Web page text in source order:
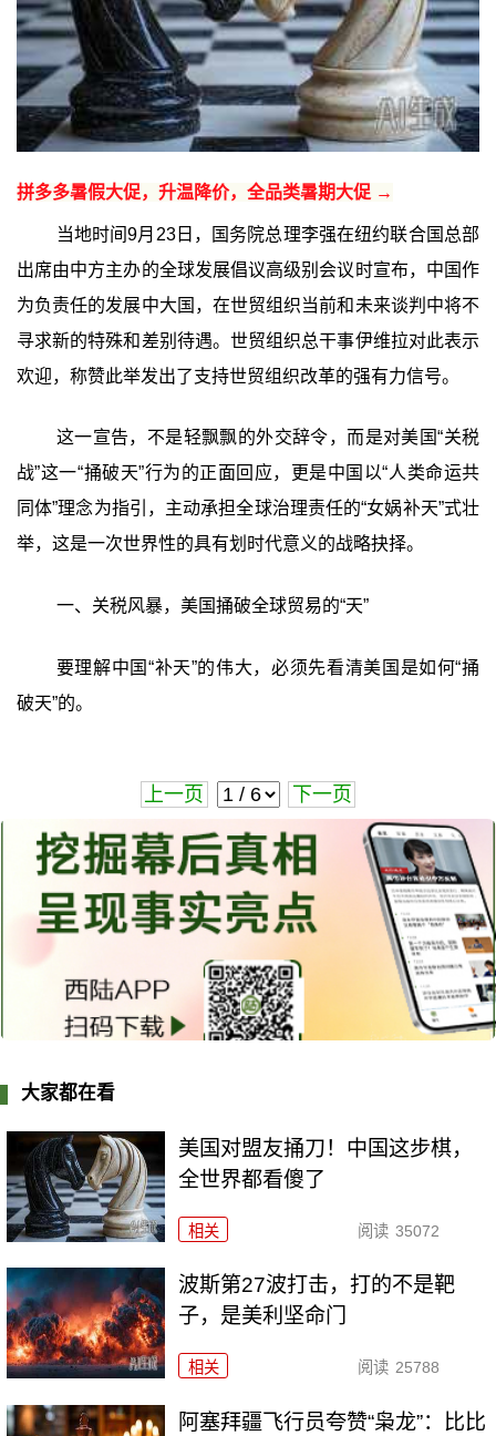
拼多多暑假大促，升温降价，全品类暑期大促 →
当地时间9月23日，国务院总理李强在纽约联合国总部
出席由中方主办的全球发展倡议高级别会议时宣布，中国作
为负责任的发展中大国，在世贸组织当前和未来谈判中将不
寻求新的特殊和差别待遇。世贸组织总干事伊维拉对此表示
欢迎，称赞此举发出了支持世贸组织改革的强有力信号。
这一宣告，不是轻飘飘的外交辞令，而是对美国“关税
战”这一“捅破天”行为的正面回应，更是中国以“人类命运共
同体”理念为指引，主动承担全球治理责任的“女娲补天”式壮
举，这是一次世界性的具有划时代意义的战略抉择。
一、关税风暴，美国捅破全球贸易的“天”
要理解中国“补天”的伟大，必须先看清美国是如何“捅
破天”的。
上一页 下一页
大家都在看
美国对盟友捅刀！中国这步棋，
全世界都看傻了
相关 阅读 35072
波斯第27波打击，打的不是靶
子，是美利坚命门
相关 阅读 25788
阿塞拜疆飞行员夸赞“枭龙”：比比